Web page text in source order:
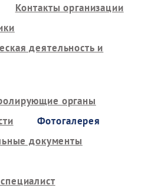
Контакты организации
деятельность и
органы
Фотогалерея
документы